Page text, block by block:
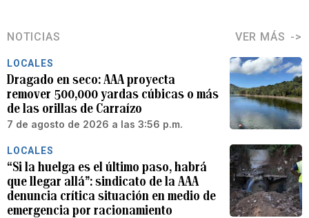
NOTICIAS VER MÁS
LOCALES
Dragado en seco: AAA proyecta
remover 500,000 yardas cúbicas o más
de las orillas de Carraízo
7 de agosto de 2026 a las 3:56 p.m.
LOCALES
“Si la huelga es el último paso, habrá
que llegar allá”: sindicato de la AAA
denuncia crítica situación en medio de
emergencia por racionamiento